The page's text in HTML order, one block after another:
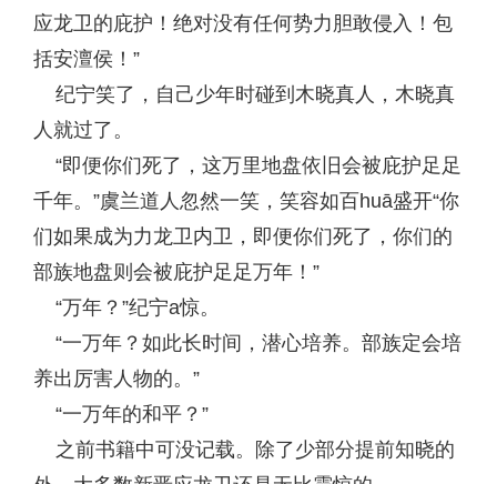
应龙卫的庇护！绝对没有任何势力胆敢侵入！包
括安澶侯！”
纪宁笑了，自己少年时碰到木晓真人，木晓真
人就过了。
“即便你们死了，这万里地盘依旧会被庇护足足
千年。”虞兰道人忽然一笑，笑容如百huā盛开“你
们如果成为力龙卫内卫，即便你们死了，你们的
部族地盘则会被庇护足足万年！”
“万年？”纪宁a惊。
“一万年？如此长时间，潜心培养。部族定会培
养出厉害人物的。”
“一万年的和平？”
之前书籍中可没记载。除了少部分提前知晓的